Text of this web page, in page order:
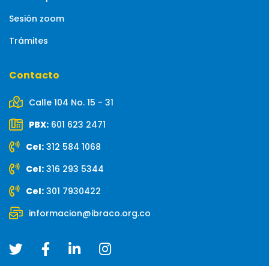
Sesión zoom
Trámites
Contacto
Calle 104 No. 15 - 31
PBX: 601 623 2471
Cel: 312 584 1068
Cel: 316 293 5344
Cel: 301 7930422
informacion@ibraco.org.co